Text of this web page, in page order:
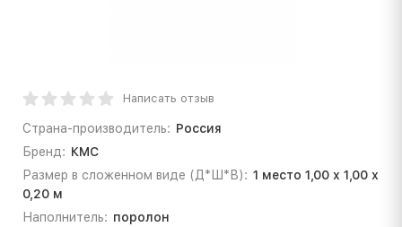
Написать отзыв
Страна-производитель: Россия
Бренд: КМС
Размер в сложенном виде (Д*Ш*В): 1 место 1,00 х 1,00 х
0,20 м
Наполнитель: поролон